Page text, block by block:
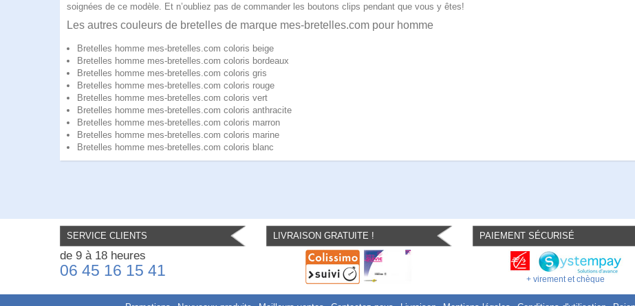
soignées de ce modèle. Et n’oubliez pas de commander les boutons clips pendant que vous y êtes!
Les autres couleurs de bretelles de marque mes-bretelles.com pour homme
Bretelles homme mes-bretelles.com coloris beige
Bretelles homme mes-bretelles.com coloris bordeaux
Bretelles homme mes-bretelles.com coloris gris
Bretelles homme mes-bretelles.com coloris rouge
Bretelles homme mes-bretelles.com coloris vert
Bretelles homme mes-bretelles.com coloris anthracite
Bretelles homme mes-bretelles.com coloris marron
Bretelles homme mes-bretelles.com coloris marine
Bretelles homme mes-bretelles.com coloris blanc
SERVICE CLIENTS
de 9 à 18 heures
06 45 16 15 41
LIVRAISON GRATUITE ! PAIEMENT SÉCURISÉ
+ virement et chèque